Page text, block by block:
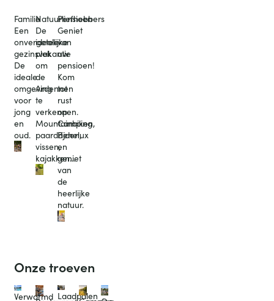
Familie
Een
onvergetelijke
gezinsvakantie
De
ideale
omgeving
voor
jong
en
oud.
Natuurliefhebbers
De
ideale
plek
om
de
Ardennen
te
verkennen.
Mountainbiken,
paardrijden,
vissen,
kajakken…
Pensioen
Geniet
van
uw
pensioen!
Kom
tot
rust
op
Camping
Benelux
en
geniet
van
de
heerlijke
natuur.
Onze troeven
Verwarmd Laadpalen